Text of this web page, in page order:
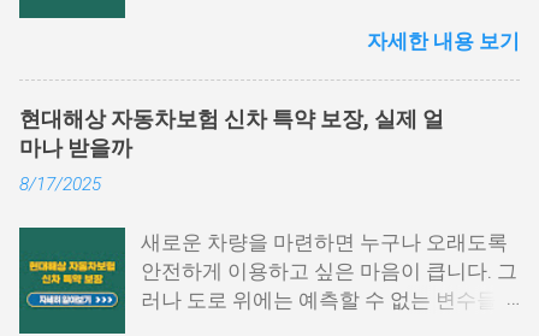
수영수증 발급방법 중 가장 많이 활용되는
으며, PC 환경에서 활용도가 높습니다. 아
(카카오, PASS 등)을 통해 로그인합니다.
My홈택스 메뉴 선택 상단 메뉴에서 ‘My홈
택스’를 클릭하고 ‘연말정산 · 지급명세
세후 실수령액 계산 방법을 정확히 이해하
니다. 이번 글에서는 퇴직금 계산법, 세금
기준으로 계산됩니다. 퇴직금 세전 세후
실수령액 계산 방법을 이해하려면, 먼저 세
전 기준으로 퇴직금을 산출해야 합니다. 1.
자세한 내용 보기
현대해상 자동차보험 신차 특약 보장, 실제 얼
마나 받을까
8/17/2025
새로운 차량을 마련하면 누구나 오래도록
안전하게 이용하고 싶은 마음이 큽니다. 그
러나 도로 위에는 예측할 수 없는 변수들이